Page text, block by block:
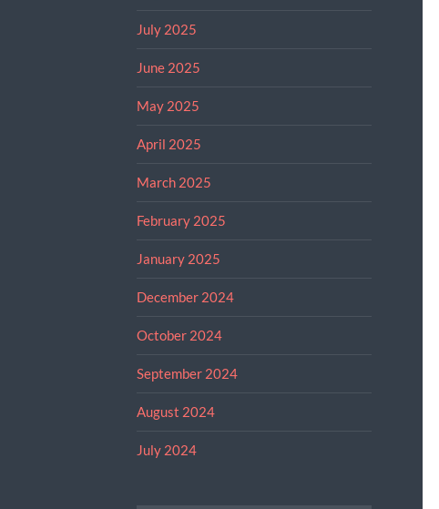
July 2025
June 2025
May 2025
April 2025
March 2025
February 2025
January 2025
December 2024
October 2024
September 2024
August 2024
July 2024